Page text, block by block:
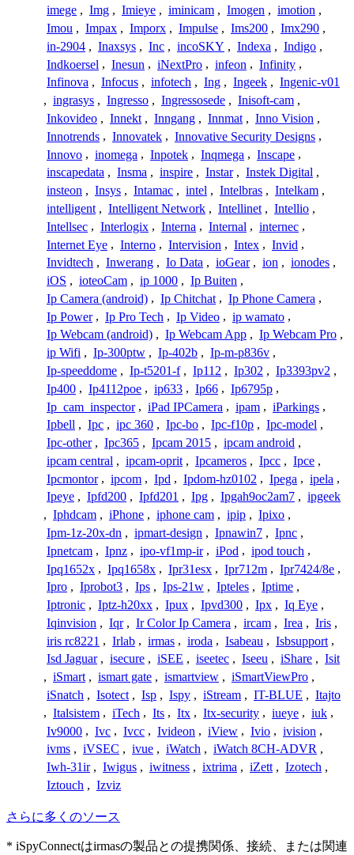
imege , Img , Imieye , iminicam , Imogen , imotion ,
Imou , Impax , Imporx , Impulse , Ims200 , Imx290 ,
in-2904 , Inaxsys , Inc , incoSKY , Indexa , Indigo ,
Indkoersel , Inesun , iNextPro , infeon , Infinity ,
Infinova , Infocus , infotech , Ing , Ingeek , Ingenic-v01
, ingrasys , Ingresso , Ingressosede , Inisoft-cam ,
Inkovideo , Innekt , Inngang , Innmat , Inno Vision ,
Innotrends , Innovatek , Innovative Security Designs ,
Innovo , inomega , Inpotek , Inqmega , Inscape ,
inscapedata , Insma , inspire , Instar , Instek Digital ,
insteon , Insys , Intamac , intel , Intelbras , Intelkam ,
intelligent , Intelligent Network , Intellinet , Intellio ,
Intellsec , Interlogix , Interna , Internal , internec ,
Internet Eye , Interno , Intervision , Intex , Invid ,
Invidtech , Inwerang , Io Data , ioGear , ion , ionodes ,
iOS , ioteoCam , ip 1000 , Ip Buiten ,
Ip Camera (android) , Ip Chitchat , Ip Phone Camera ,
Ip Power , Ip Pro Tech , Ip Video , ip wamato ,
Ip Webcam (android) , Ip Webcam App , Ip Webcam Pro ,
ip Wifi , Ip-300ptw , Ip-402b , Ip-m-p836v ,
Ip-speeddome , Ip-t5201-f , Ip112 , Ip302 , Ip3393pv2 ,
Ip400 , Ip4112poe , ip633 , Ip66 , Ip6795p ,
Ip_cam_inspector , iPad IPCamera , ipam , iParkings ,
Ipbell , Ipc , ipc 360 , Ipc-bo , Ipc-f10p , Ipc-model ,
Ipc-other , Ipc365 , Ipcam 2015 , ipcam android ,
ipcam central , ipcam-oprit , Ipcameros , Ipcc , Ipce ,
Ipcmontor , ipcom , Ipd , Ipdom-hz0102 , Ipega , ipela ,
Ipeye , Ipfd200 , Ipfd201 , Ipg , Ipgah9oc2am7 , ipgeek
, Iphdcam , iPhone , iphone cam , ipip , Ipixo ,
Ipm-1z-20x-dn , ipmart-design , Ipnawin7 , Ipnc ,
Ipnetcam , Ipnz , ipo-vf1mp-ir , iPod , ipod touch ,
Ipq1652x , Ipq1658x , Ipr31esx , Ipr712m , Ipr7424/8e ,
Ipro , Iprobot3 , Ips , Ips-21w , Ipteles , Iptime ,
Iptronic , Iptz-h20xx , Ipux , Ipvd300 , Ipx , Iq Eye ,
Iqinvision , Iqr , Ir Color Ip Camera , ircam , Irea , Iris ,
iris rc8221 , Irlab , irmas , iroda , Isabeau , Isbsupport ,
Isd Jaguar , isecure , iSEE , iseetec , Iseeu , iShare , Isit
, iSmart , ismart gate , ismartview , iSmartViewPro ,
iSnatch , Isotect , Isp , Ispy , iStream , IT-BLUE , Itajto
, Italsistem , iTech , Its , Itx , Itx-security , iueye , iuk ,
Iv9000 , Ivc , Ivcc , Ivideon , iView , Ivio , ivision ,
ivms , iVSEC , ivue , iWatch , iWatch 8CH-ADVR ,
Iwh-31ir , Iwigus , iwitness , ixtrima , iZett , Izotech ,
Iztouch , Izviz
さらに多くのソース
* iSpyConnectはirmasの製品との提携関係、接続、または関連